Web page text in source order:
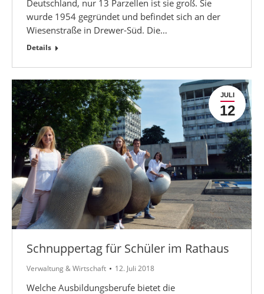
Deutschland, nur 13 Parzellen ist sie groß. Sie
wurde 1954 gegründet und befindet sich an der
Wiesenstraße in Drewer-Süd. Die…
Details
JULI
12
Schnuppertag für Schüler im Rathaus
Verwaltung & Wirtschaft 12. Juli 2018
Welche Ausbildungsberufe bietet die